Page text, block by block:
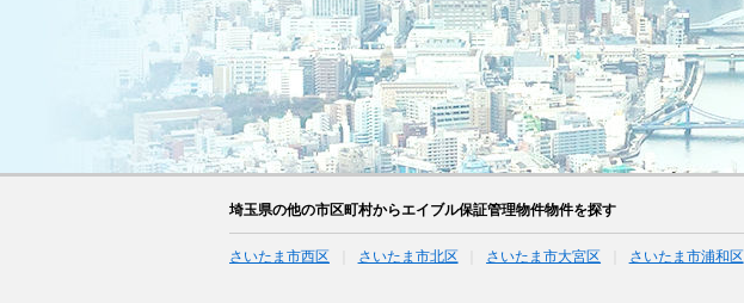
埼玉県の他の市区町村からエイブル保証管理物件物件を探す
さいたま市西区 さいたま市北区 さいたま市大宮区 さいたま市浦和区